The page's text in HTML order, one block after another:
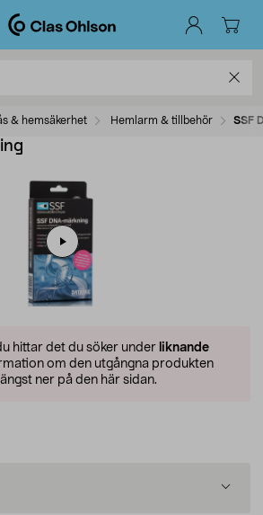
& hemsäkerhet Hemlarm & tillbehör SSF
hittar det du söker under liknande
om den utgångna produkten
ner på den här sidan.